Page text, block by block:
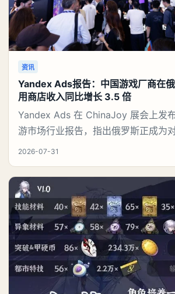
资讯
Yandex Ads报告：中国游戏厂商在
用商店收入同比增长 3.5 倍
Yandex Ads 在 ChinaJoy 展会上发
游市场行业报告，指出俄罗斯正成为
言价值持续攀升的优质市场。 2026 年 7 月 31 日，上
展览会（ChinaJoy）发布《2026 俄
长及用户价值报告》。报告数据显示，
2026-07-31